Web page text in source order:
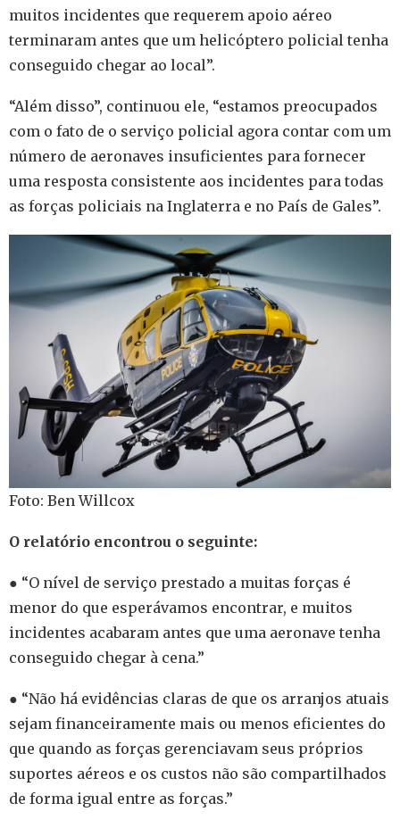
muitos incidentes que requerem apoio aéreo
terminaram antes que um helicóptero policial tenha
conseguido chegar ao local”.
“Além disso”, continuou ele, “estamos preocupados
com o fato de o serviço policial agora contar com um
número de aeronaves insuficientes para fornecer
uma resposta consistente aos incidentes para todas
as forças policiais na Inglaterra e no País de Gales”.
Foto: Ben Willcox
O relatório encontrou o seguinte:
● “O nível de serviço prestado a muitas forças é
menor do que esperávamos encontrar, e muitos
incidentes acabaram antes que uma aeronave tenha
conseguido chegar à cena.”
● “Não há evidências claras de que os arranjos atuais
sejam financeiramente mais ou menos eficientes do
que quando as forças gerenciavam seus próprios
suportes aéreos e os custos não são compartilhados
de forma igual entre as forças.”